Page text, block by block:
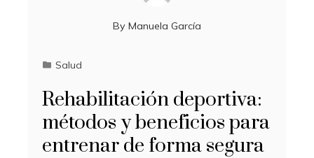
By Manuela García
Salud
Rehabilitación deportiva:
métodos y beneficios para
entrenar de forma segura